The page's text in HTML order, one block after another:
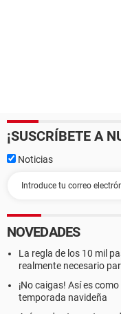
¡SUSCRÍBETE A
Noticias
NOVEDADES
La regla de los 10 mil
realmente necesario
¡No caigas! Así es
temporada navideña